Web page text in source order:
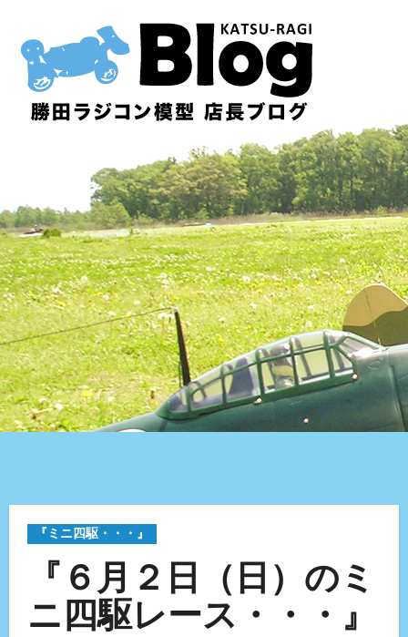
『ミニ四駆・・・』
『６月２日（日）のミ
ニ四駆レース・・・』